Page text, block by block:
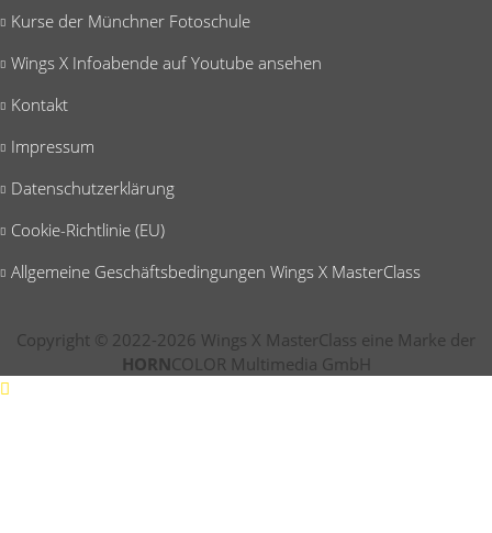
Kurse der Münchner Fotoschule
Wings X Infoabende auf Youtube ansehen
Kontakt
Impressum
Datenschutzerklärung
Cookie-Richtlinie (EU)
Allgemeine Geschäftsbedingungen Wings X MasterClass
Copyright © 2022-2026 Wings X MasterClass eine Marke der
HORNCOLOR Multimedia GmbH